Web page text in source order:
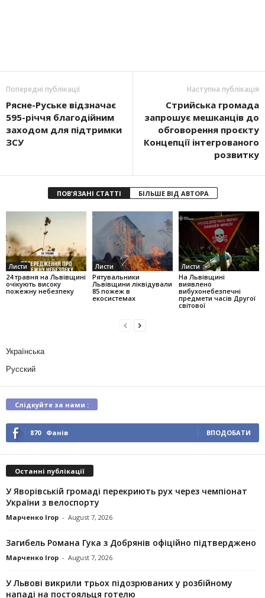
Попередні публікації
Рясне-Руське відзначає
595-річчя благодійним
заходом для підтримки
ЗСУ
Наступна публікація
Стрийська громада
запрошує мешканців до
обговорення проєкту
Концепції інтегрованого
розвитку
ПОВ'ЯЗАНІ СТАТТІ БІЛЬШЕ ВІД АВТОРА
Листи
24 травня на Львівщині
очікують високу
пожежну небезпеку
Листи
Рятувальники
Львівщини ліквідували
85 пожеж в
екосистемах
Листи
На Львівщині
виявлено
вибухонебезпечні
предмети часів Другої
світової
Українська
Русский
Слідкуйте за нами :
870 Фанів ВПОДОБАТИ
Останні публікації
У Яворівській громаді перекриють рух через чемпіонат
України з велоспорту
Марченко Ігор - August 7, 2026
Загибель Романа Гука з Добрянів офіційно підтверджено
Марченко Ігор - August 7, 2026
У Львові викрили трьох підозрюваних у розбійному
нападі на постояльця готелю